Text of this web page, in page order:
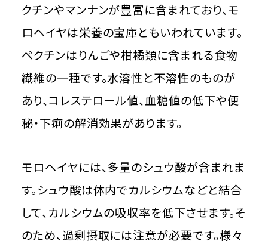
クチンやマンナンが豊富に含まれており、モ
ロヘイヤは栄養の宝庫ともいわれています。
ペクチンはりんごや柑橘類に含まれる食物
繊維の一種です。水溶性と不溶性のものが
あり、コレステロール値、血糖値の低下や便
秘・下痢の解消効果があります。
モロヘイヤには、多量のシュウ酸が含まれま
す。シュウ酸は体内でカルシウムなどと結合
して、カルシウムの吸収率を低下させます。そ
のため、過剰摂取には注意が必要です。様々